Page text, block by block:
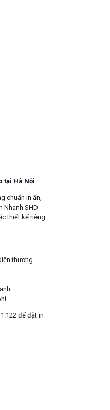
tại Hà Nội
chuẩn in ấn,
Nhanh SHD
thiết kế riêng
thương
để đặt in